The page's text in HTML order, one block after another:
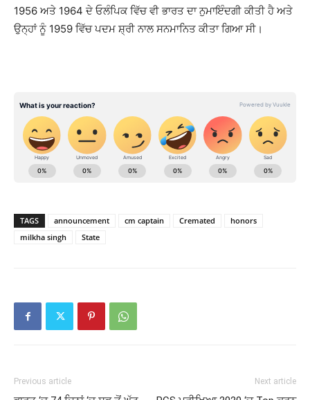
1956 ਅਤੇ 1964 ਦੇ ਓਲੰਪਿਕ ਵਿੱਚ ਵੀ ਭਾਰਤ ਦਾ ਨੁਮਾਇੰਦਗੀ ਕੀਤੀ ਹੈ ਅਤੇ
ਉਨ੍ਹਾਂ ਨੂੰ 1959 ਵਿੱਚ ਪਦਮ ਸ਼੍ਰੀ ਨਾਲ ਸਨਮਾਨਿਤ ਕੀਤਾ ਗਿਆ ਸੀ।
TAGS announcement cm captain Cremated
honors
milkha singh
State
Previous article Next article